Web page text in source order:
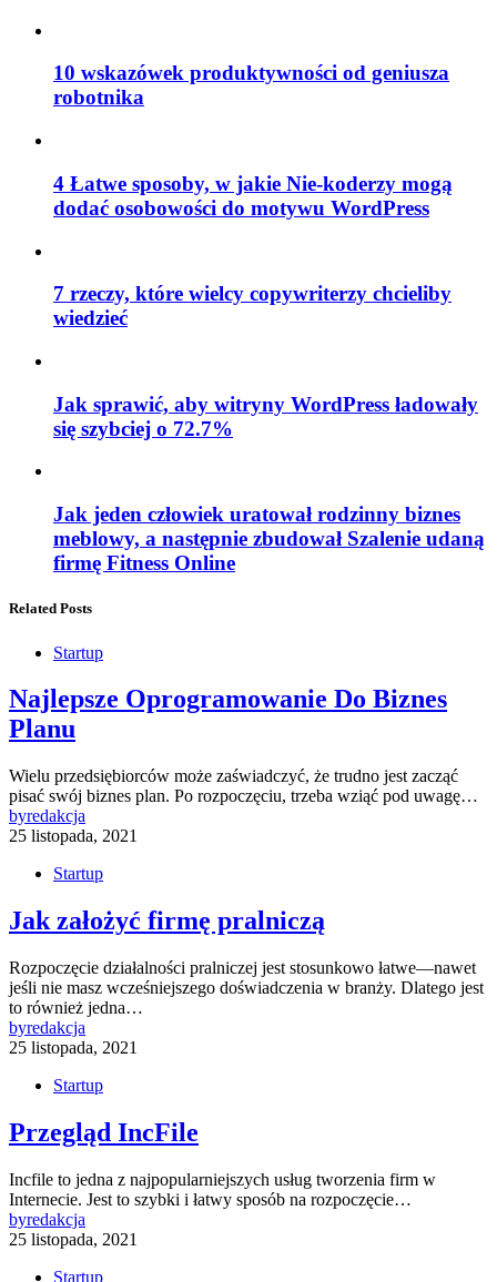
10 wskazówek produktywności od geniusza
robotnika
4 Łatwe sposoby, w jakie Nie-koderzy mogą
dodać osobowości do motywu WordPress
7 rzeczy, które wielcy copywriterzy chcieliby
wiedzieć
Jak sprawić, aby witryny WordPress ładowały
się szybciej o 72.7%
Jak jeden człowiek uratował rodzinny biznes
meblowy, a następnie zbudował Szalenie udaną
firmę Fitness Online
Related Posts
Startup
Najlepsze Oprogramowanie Do Biznes
Planu
Wielu przedsiębiorców może zaświadczyć, że trudno jest zacząć
pisać swój biznes plan. Po rozpoczęciu, trzeba wziąć pod uwagę…
byredakcja
25 listopada, 2021
Startup
Jak założyć firmę pralniczą
Rozpoczęcie działalności pralniczej jest stosunkowo łatwe—nawet
jeśli nie masz wcześniejszego doświadczenia w branży. Dlatego jest
to również jedna…
byredakcja
25 listopada, 2021
Startup
Przegląd IncFile
Incfile to jedna z najpopularniejszych usług tworzenia firm w
Internecie. Jest to szybki i łatwy sposób na rozpoczęcie…
byredakcja
25 listopada, 2021
Startup